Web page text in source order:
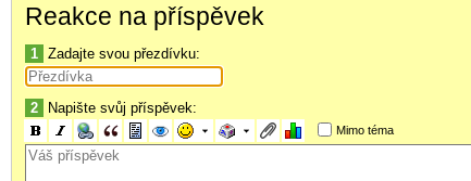
Reakce na příspěvek
1 Zadajte svou přezdívku:
2 Napište svůj příspěvek:
Mimo téma